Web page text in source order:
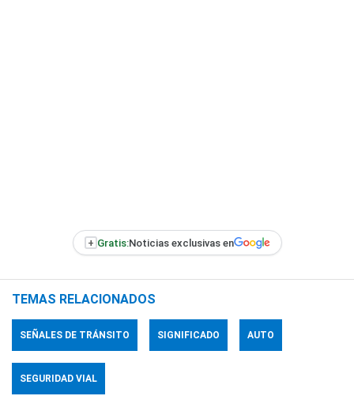
+ Gratis:Noticias exclusivas en
TEMAS RELACIONADOS
SEÑALES DE TRÁNSITO SIGNIFICADO AUTO
SEGURIDAD VIAL